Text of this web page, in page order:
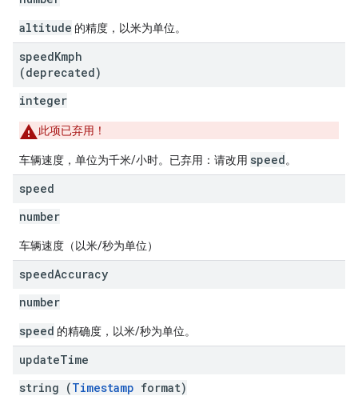
altitude 的精度，以米为单位。
speedKmph
(deprecated)
integer
此项已弃用！
车辆速度，单位为千米/小时。已弃用：请改用 speed。
speed
number
车辆速度（以米/秒为单位）
speedAccuracy
number
speed 的精确度，以米/秒为单位。
updateTime
string (Timestamp format)